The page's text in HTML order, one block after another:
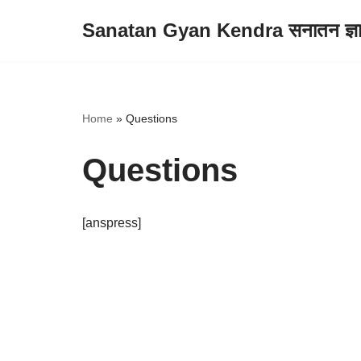
Sanatan Gyan Kendra सनातन
Home » Questions
Questions
[anspress]